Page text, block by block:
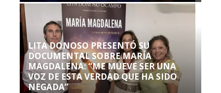
LITA DONOSO PRESENTÓ SU
DOCUMENTAL SOBRE MARÍA
MAGDALENA: “ME MUEVE SER UNA
VOZ DE ESTA VERDAD QUE HA SIDO
NEGADA”